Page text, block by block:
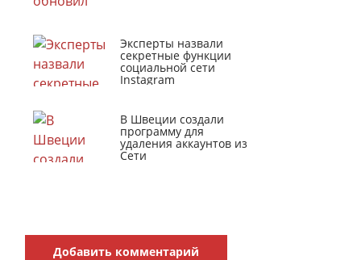
Эксперты назвали
секретные функции
социальной сети
Instagram
В Швеции создали
программу для
удаления аккаунтов из
Сети
Добавить комментарий